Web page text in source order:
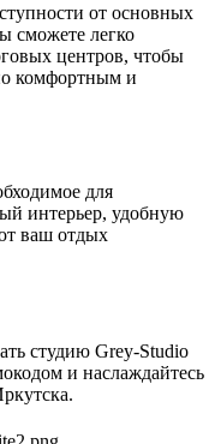
от основных
сможете легко
центров, чтобы
комфортным и
для
интерьер, удобную
ваш отдых
студию Grey-Studio
и наслаждайтесь